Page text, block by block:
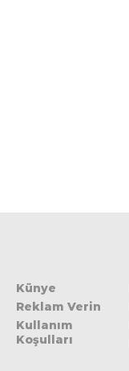
Künye
Reklam Verin
Kullanım
Koşulları